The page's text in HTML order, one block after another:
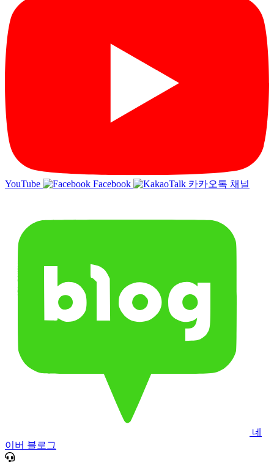
YouTube Facebook 카카오톡 채널
네
이버 블로그